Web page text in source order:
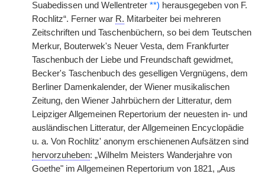
Suabedissen und Wellentreter **) herausgegeben von F.
Rochlitz“. Ferner war R. Mitarbeiter bei mehreren
Zeitschriften und Taschenbüchern, so bei dem Teutschen
Merkur, Bouterwek's Neuer Vesta, dem Frankfurter
Taschenbuch der Liebe und Freundschaft gewidmet,
Becker's Taschenbuch des geselligen Vergnügens, dem
Berliner Damenkalender, der Wiener musikalischen
Zeitung, den Wiener Jahrbüchern der Litteratur, dem
Leipziger Allgemeinen Repertorium der neuesten in- und
ausländischen Litteratur, der Allgemeinen Encyclopädie
u. a. Von Rochlitz' anonym erschienenen Aufsätzen sind
hervorzuheben: „Wilhelm Meisters Wanderjahre von
Goethe" im Allgemeinen Repertorium von 1821, „Aus